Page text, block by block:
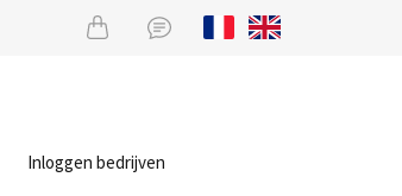
Inloggen bedrijven